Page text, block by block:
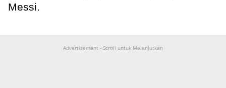
Messi.
Advertisement - Scroll untuk Melanjutkan